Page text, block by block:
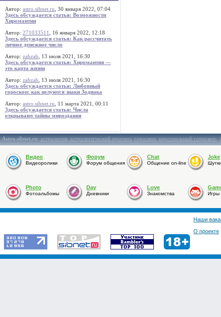
Автор: astro.sibnet.ru , 30 января 2022, 07:04
Здесь обсуждается статья: Возможности
Хиромантии
Автор: 271033511
, 16 января 2022, 12:18
Здесь обсуждается статья: Как рассчитать
личное денежное число
Автор: zabzab , 13 июля 2021, 16:30
Здесь обсуждается статья: Хиромантия —
это карта жизни
Автор: zabzab , 13 июля 2021, 16:30
Здесь обсуждается статья: Любовный
гороскоп: как целуются знаки Зодиака
Автор: astro.sibnet.ru , 11 марта 2021, 00:11
Здесь обсуждается статья: Числа
открывают тайны мироздания
Astro.sibnet.ru:астрология,астрологический прогноз,гороскоп,персональный гороскоп,
Видео
Видеоролики
Форум
Форум общения
Chat
Общение on-line
Joke
Photo
Фотоальбомы
Day
Дневники
Love
Знакомства Игры
Наши
О проекте